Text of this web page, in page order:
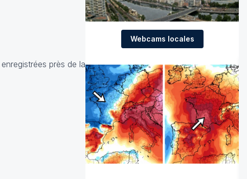
près de la
Webcams locales